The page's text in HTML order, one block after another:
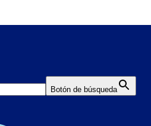
Botón de búsqueda